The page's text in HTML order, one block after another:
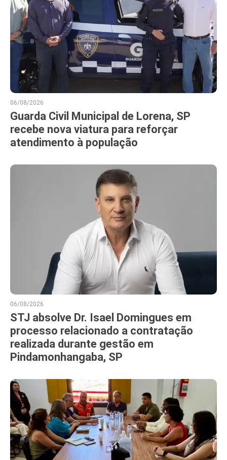
06/08/2026
Guarda Civil Municipal de Lorena, SP
recebe nova viatura para reforçar
atendimento à população
06/08/2026
STJ absolve Dr. Isael Domingues em
processo relacionado a contratação
realizada durante gestão em
Pindamonhangaba, SP